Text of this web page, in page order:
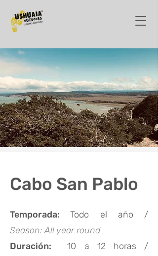
Cabo San Pablo
Temporada:Todo el año /
Season: All year round
Duración: 10 a 12 horas /